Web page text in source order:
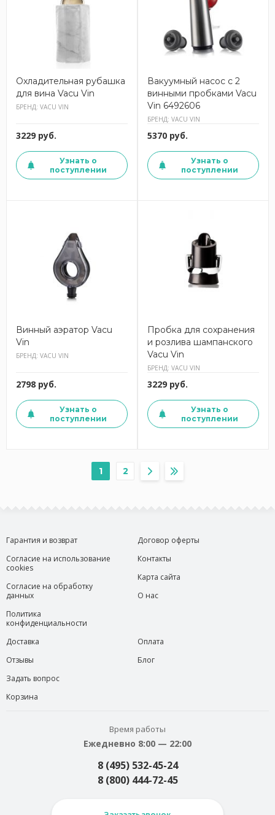
Охладительная рубашка
для вина Vacu Vin
БРЕНД: VACU VIN
3229 руб.
Узнать о
поступлении
Вакуумный насос с 2
винными пробками Vacu
Vin 6492606
БРЕНД: VACU VIN
5370 руб.
Узнать о
поступлении
Винный аэратор Vacu
Vin
БРЕНД: VACU VIN
2798 руб.
Узнать о
поступлении
Пробка для сохранения
и розлива шампанского
Vacu Vin
БРЕНД: VACU VIN
3229 руб.
Узнать о
поступлении
1 2
Гарантия и возврат
Согласие на использование
cookies
Согласие на обработку
данных
Политика
конфиденциальности
Договор оферты
Контакты
Карта сайта
О нас
Доставка
Отзывы
Задать вопрос
Корзина
Оплата
Блог
Время работы
Ежедневно 8:00 — 22:00
8 (495) 532-45-24
8 (800) 444-72-45